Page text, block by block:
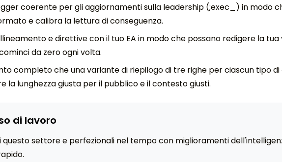
coerente per gli aggiornamenti sulla leadership (;exec_) in modo
e calibra la lettura di conseguenza.
e direttive con il tuo EA in modo che possano redigere la
da zero ogni volta.
completo che una variante di riepilogo di tre righe per ciascun tipo
la lunghezza giusta per il pubblico e il contesto giusti.
di lavoro
questo settore e perfezionali nel tempo con miglioramenti